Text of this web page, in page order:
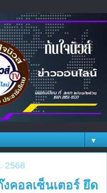
▼
2568
คอลเซ็นเตอร์ ยึด